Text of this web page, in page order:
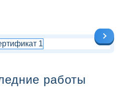
работы